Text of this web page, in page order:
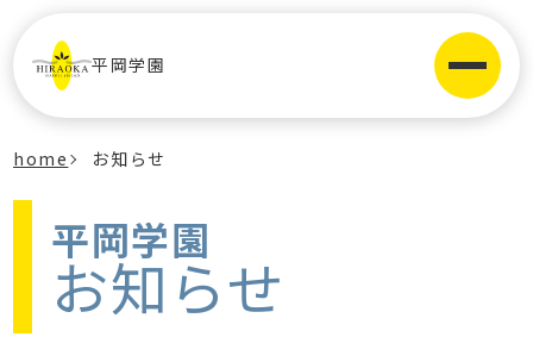
平岡学園
home お知らせ
平岡学園
お知らせ